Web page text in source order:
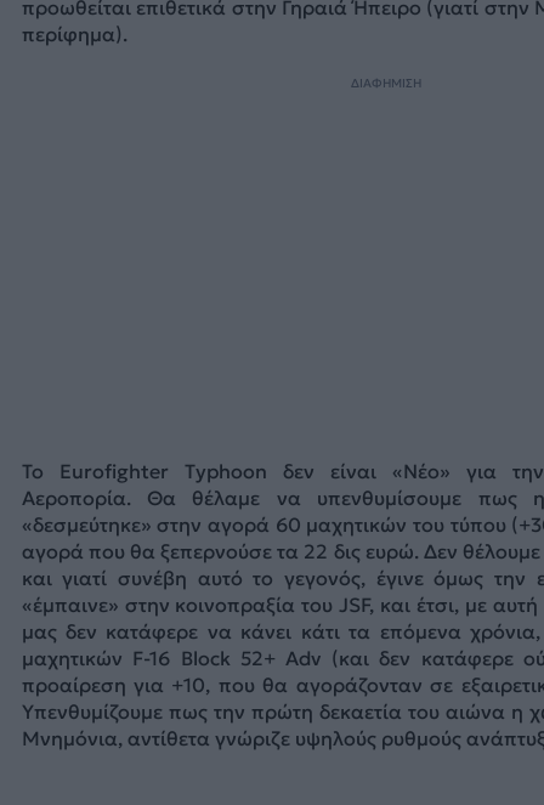
προωθείται επιθετικά στην Γηραιά Ήπειρο (γιατί
περίφημα).
ΔΙΑΦΗΜΙΣΗ
Το Eurofighter Typhoon δεν είναι «Νέο» για την
Αεροπορία. Θα θέλαμε να υπενθυμίσουμε πως
«δεσμεύτηκε» στην αγορά 60 μαχητικών του τύπου
αγορά που θα ξεπερνούσε τα 22 δις ευρώ. Δεν
και γιατί συνέβη αυτό το γεγονός, έγινε όμως
«έμπαινε» στην κοινοπραξία του JSF, και έτσι, με
μας δεν κατάφερε να κάνει κάτι τα επόμενα
μαχητικών F-16 Block 52+ Adv (και δεν κατάφερε
προαίρεση για +10, που θα αγοράζονταν σε
Υπενθυμίζουμε πως την πρώτη δεκαετία του αιώνα
Μνημόνια, αντίθετα γνώριζε υψηλούς ρυθμούς